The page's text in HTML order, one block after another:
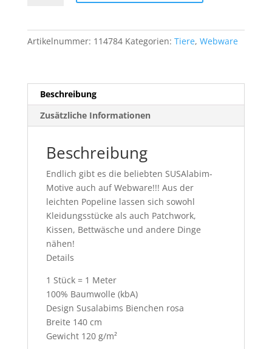
rosa
Artikelnummer: 114784 Kategorien: Tiere, Webware
Beschreibung
Zusätzliche Informationen
Beschreibung
Endlich gibt es die beliebten SUSAlabim-
Motive auch auf Webware!!! Aus der
leichten Popeline lassen sich sowohl
Kleidungsstücke als auch Patchwork,
Kissen, Bettwäsche und andere Dinge
nähen!
Details
1 Stück = 1 Meter
100% Baumwolle (kbA)
Design Susalabims Bienchen rosa
Breite 140 cm
Gewicht 120 g/m²